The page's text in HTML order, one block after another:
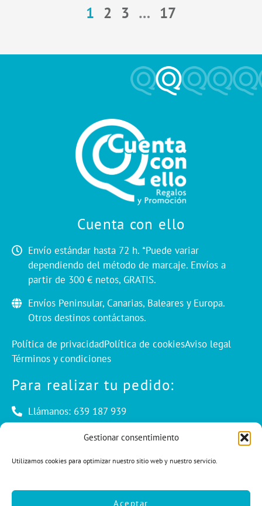
Gestionar consentimiento
Utilizamos cookies para optimizar nuestro sitio web y nuestro servicio.
Aceptar
1 2 3 … 17
Cuenta con ello
Envío estándar hasta 72 h. *Puede variar
dependiendo del método de marcaje. Envíos a
partir de 300 € netos, GRATIS.
Envíos Peninsular, Canarias, Baleares y Europa.
Otros destinos contáctanos.
Política de privacidadPolítica de cookiesAviso legal
Términos y condiciones
Para realizar tu pedido:
Llámanos: 639 187 939
Envíanos un mail: info@cuentaconello.com
info@cuentaconello.com